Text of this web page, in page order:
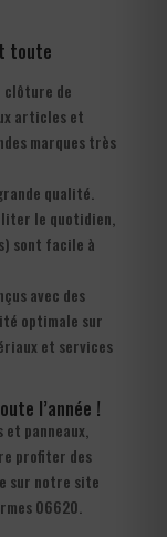
toute
clôture de
articles et
marques très
qualité.
le quotidien,
sont facile à
avec des
optimale sur
et services
l’année !
panneaux,
profiter des
sur notre site
06620.